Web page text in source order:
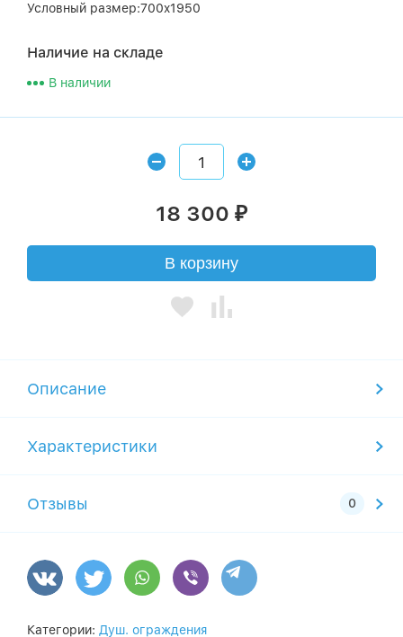
Условный размер:700x1950
Наличие на складе
В наличии
18 300 ₽
В корзину
Описание
Характеристики
Отзывы
Категории: Душ. ограждения